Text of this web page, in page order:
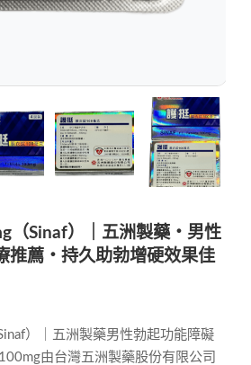
（Sinaf）｜五洲製藥・男性
推薦・持久助勃增硬效果佳
）｜五洲製藥男性勃起功能障礙
由台灣五洲製藥股份有限公司